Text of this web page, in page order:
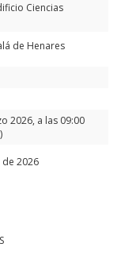
Ciencias
de Henares
2026, a las 09:00
2026